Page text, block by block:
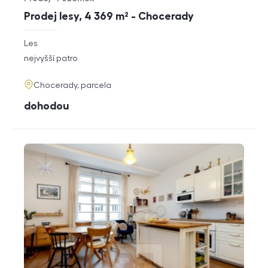
Prodej lesy, 4 369 m² - Chocerady
Typ nabídky
Typ nemovitosti
rozměry
Les
funkce
nejvyšší patro
adresa
Chocerady, parcela
cena
dohodou